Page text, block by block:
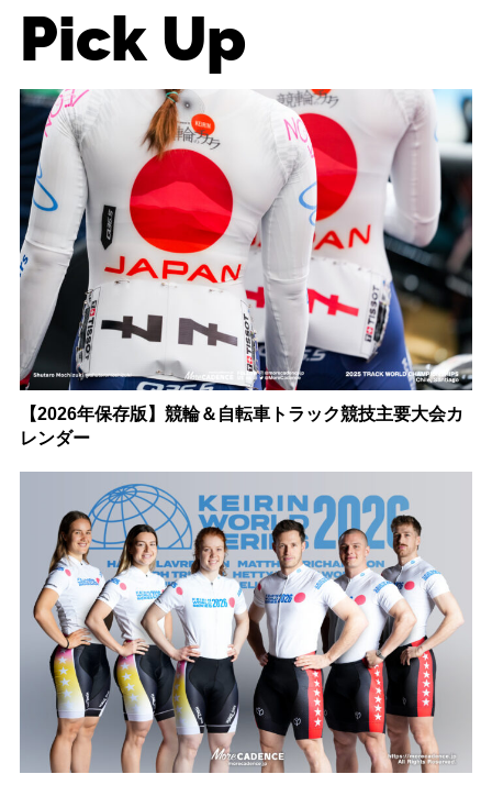
Pick Up
【2026年保存版】競輪＆自転車トラック競技主要大会カ
レンダー